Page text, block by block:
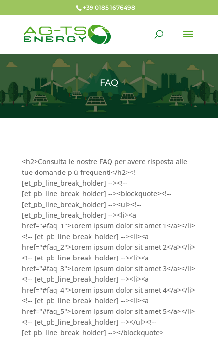
+39 0185 1676498
FAQ
<h2>Consulta le nostre FAQ per avere risposta alle
tue domande più frequenti</h2><!--
[et_pb_line_break_holder] --><!--
[et_pb_line_break_holder] --><blockquote><!--
[et_pb_line_break_holder] --><ul><!--
[et_pb_line_break_holder] --><li><a
href="#faq_1">Lorem ipsum dolor sit amet 1</a></li>
<!-- [et_pb_line_break_holder] --><li><a
href="#faq_2">Lorem ipsum dolor sit amet 2</a></li>
<!-- [et_pb_line_break_holder] --><li><a
href="#faq_3">Lorem ipsum dolor sit amet 3</a></li>
<!-- [et_pb_line_break_holder] --><li><a
href="#faq_4">Lorem ipsum dolor sit amet 4</a></li>
<!-- [et_pb_line_break_holder] --><li><a
href="#faq_5">Lorem ipsum dolor sit amet 5</a></li>
<!-- [et_pb_line_break_holder] --></ul><!--
[et_pb_line_break_holder] --></blockquote>